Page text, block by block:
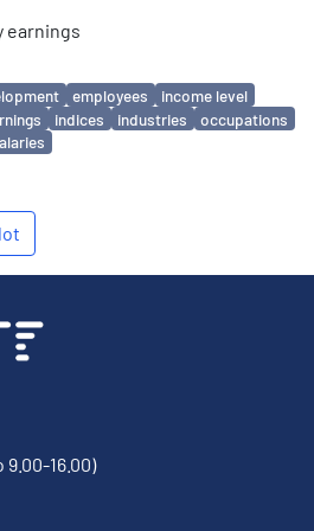
earnings
employees
income level
indices industries
occupations
16.00)